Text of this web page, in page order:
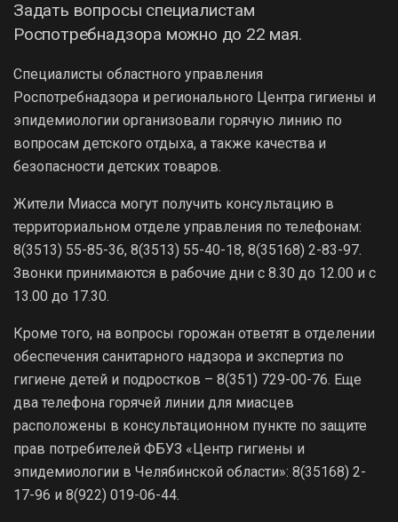
Задать вопросы специалистам
Роспотребнадзора можно до 22 мая.
Специалисты областного управления
Роспотребнадзора и регионального Центра гигиены и
эпидемиологии организовали горячую линию по
вопросам детского отдыха, а также качества и
безопасности детских товаров.
Жители Миасса могут получить консультацию в
территориальном отделе управления по телефонам:
8(3513) 55-85-36, 8(3513) 55-40-18, 8(35168) 2-83-97.
Звонки принимаются в рабочие дни с 8.30 до 12.00 и с
13.00 до 17.30.
Кроме того, на вопросы горожан ответят в отделении
обеспечения санитарного надзора и экспертиз по
гигиене детей и подростков – 8(351) 729-00-76. Еще
два телефона горячей линии для миасцев
расположены в консультационном пункте по защите
прав потребителей ФБУЗ «Центр гигиены и
эпидемиологии в Челябинской области»: 8(35168) 2-
17-96 и 8(922) 019-06-44.